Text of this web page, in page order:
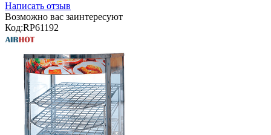
Написать отзыв
Возможно вас заинтересуют
Код:RP61192